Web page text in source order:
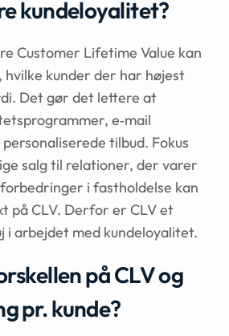
kundeloyalitet?
Customer Lifetime Value kan
hvilke kunder der har højest
Det gør det lettere at
e‑mail
tilbud. Fokus
salg til relationer, der varer
i fastholdelse kan
på CLV. Derfor er CLV et
arbejdet med kundeloyalitet.
på CLV og
pr. kunde?